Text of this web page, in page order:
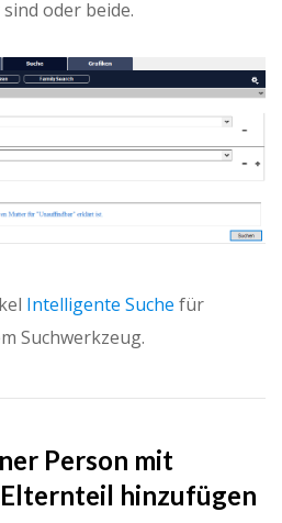
oder beide.
Intelligente Suche für
Suchwerkzeug.
Person mit
hinzufügen